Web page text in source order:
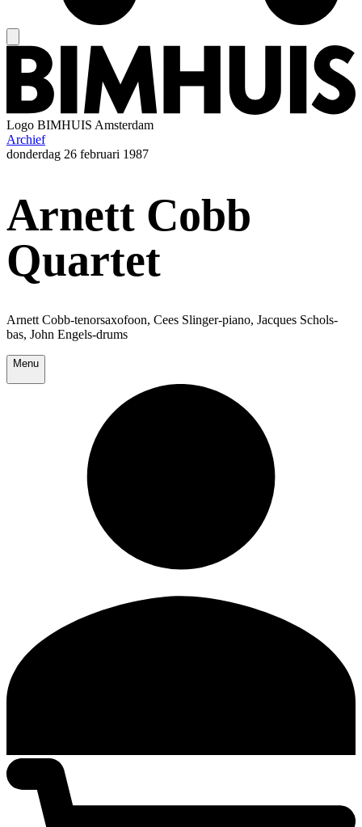
Logo BIMHUIS Amsterdam
Archief
donderdag 26 februari 1987
Arnett Cobb
Quartet
Arnett Cobb-tenorsaxofoon, Cees Slinger-piano, Jacques Schols-
bas, John Engels-drums
Menu